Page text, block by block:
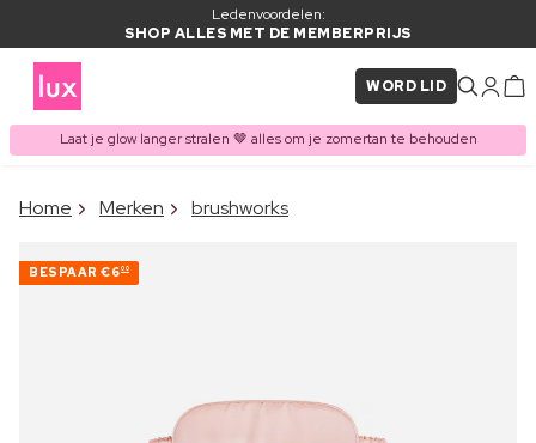
Ledenvoordelen:
SHOP ALLES MET DE MEMBERPRIJS
WORD LID
Laat je glow langer stralen 🤎 alles om je zomertan te behouden
ITEM TOEGEVOEGD AAN
Home Merken brushworks
BESPAAR €600